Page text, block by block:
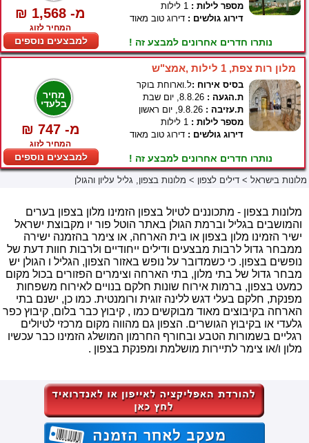
₪ 1,568 -מ
המחיר לזוג
למבצעים נוספים
מספר לילות :
דירוג גולשים : דירוג טוב מאוד
נותרו חדרים אחרונים למבצע זה !
מלון רות צפת, 1 לילות ,אמצ"ש
מחיר
בלעדי
₪ 747 -מ
המחיר לזוג
למבצעים נוספים
בסיס אירוח :ל.וארוחת בוקר
ת.הגעה :
ת.עזיבה :
מספר לילות :
דירוג גולשים : דירוג טוב מאוד
נותרו חדרים אחרונים למבצע זה !
מלונות בישראל > דילים לצפון > מלונות בצפון, גליל עליון והגולן
מלונות בצפון - מתכוננים לטיול בצפון הזמינו מלון בצפון בערים
והמושבים בגליל וברמת הגולן באתר הוטל פור יו מקבוצת ישראל
ישיר הזמינו מלון בצפון או בית הארחה, או צימר בהזמנה ישירה
ממבחר גדול לרבות מבצעים ודילים ייחודיים ולרבות חוות דעת של
נופשים בצפון. כי כשמדובר על נופש באזור הצפון, הגליל ו הגולן יש
מבחר גדול של בתי מלון, בתי הארחה וצימרים הפזורים בכול מקום
כמעט בצפון, ברמות אירוח שונות חלקם בנויים לאירוח משפחות
מפנקת, חלקם בעלי דגש ללינה זוגית ורומנטית. כמו כן, ישנם בתי
הארחה בקיבוצים מאוד מבוקשים כמו , קיבוץ כבר בלום, קיבוץ כפר
גלעדי או בקיבוץ הגושרים. הצפון גם מהווה מקום מרכזי לטיולים
רגליים בשמורות הטבע ובחורף החרמון המושלג הזמינו כבר עכשיו
מלון ו/או צימר לתיירות מושלמת ומפנקת בצפון .